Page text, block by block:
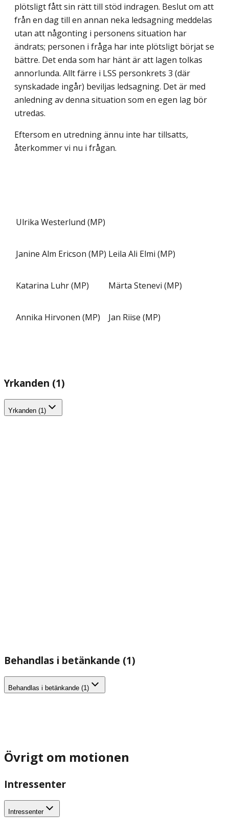
plötsligt fått sin rätt till stöd indragen. Beslut om att
från en dag till en annan neka ledsagning meddelas
utan att någonting i personens situation har
ändrats; personen i fråga har inte plötsligt börjat se
bättre. Det enda som har hänt är att lagen tolkas
annor­lunda. Allt färre i LSS personkrets 3 (där
synskadade ingår) beviljas ledsagning. Det är med
anledning av denna situation som en egen lag bör
utredas.
Eftersom en utredning ännu inte har tillsatts,
återkommer vi nu i frågan.
Ulrika Westerlund (MP)
Janine Alm Ericson (MP) Leila Ali Elmi (MP)
Katarina Luhr (MP) Märta Stenevi (MP)
Annika Hirvonen (MP) Jan Riise (MP)
Yrkanden (1)
Yrkanden (1)
Behandlas i betänkande (1)
Behandlas i betänkande (1)
Övrigt om motionen
Intressenter
Intressenter